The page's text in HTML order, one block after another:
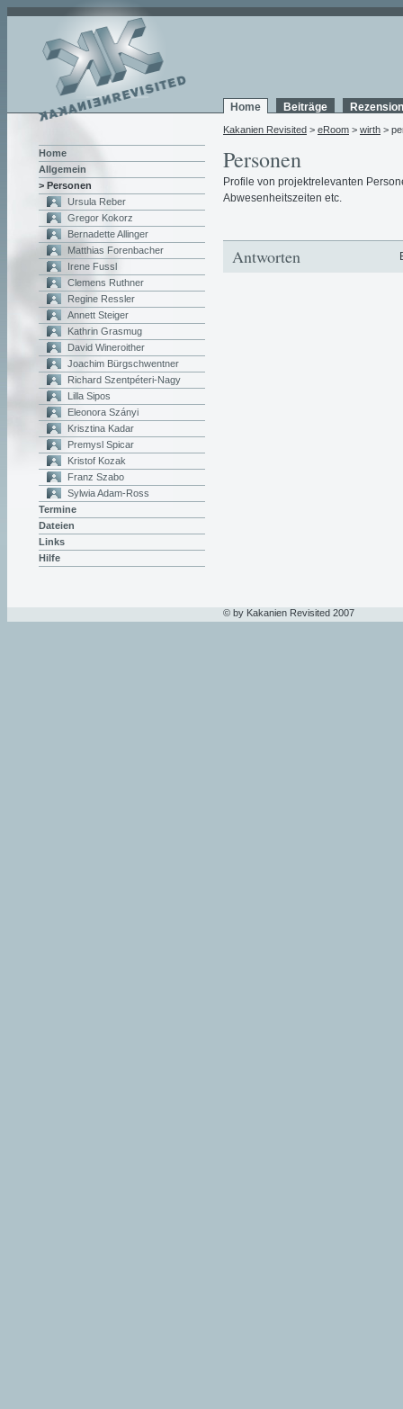
Home Beiträge
Kakanien Revisited > eRoom > wirth >
Personen
Profile von projektrelevanten
Abwesenheitszeiten etc.
Antworten
Home
Allgemein
> Personen
Ursula Reber
Gregor Kokorz
Bernadette Allinger
Matthias Forenbacher
Irene Fussl
Clemens Ruthner
Regine Ressler
Annett Steiger
Kathrin Grasmug
David Wineroither
Joachim Bürgschwentner
Richard Szentpéteri-Nagy
Lilla Sipos
Eleonora Szányi
Krisztina Kadar
Premysl Spicar
Kristof Kozak
Franz Szabo
Sylwia Adam-Ross
Termine
Dateien
Links
Hilfe
© by Kakanien Revisited 2007